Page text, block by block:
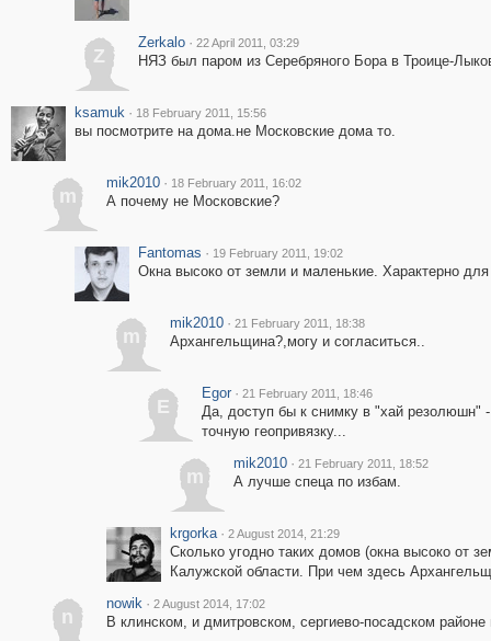
Z
Zerkalo · 22 April 2011, 03:29
НЯЗ был паром из Серебряного Бора в Троице-
ksamuk · 18 February 2011, 15:56
вы посмотрите на дома.не Московские дома то.
m
mik2010 · 18 February 2011, 16:02
А почему не Московские?
Fantomas · 19 February 2011, 19:02
Окна высоко от земли и маленькие. Характерно
m
mik2010 · 21 February 2011, 18:38
Архангельщина?,могу и согласиться..
E
Egor · 21 February 2011, 18:46
Да, доступ бы к снимку в "хай резолюшн"
точную геопривязку...
m
mik2010 · 21 February 2011, 18:52
А лучше спеца по избам.
krgorka · 2 August 2014, 21:29
Сколько угодно таких домов (окна высоко от
Калужской области. При чем здесь
n
nowik · 2 August 2014, 17:02
В клинском, и дмитровском, сергиево-посадском